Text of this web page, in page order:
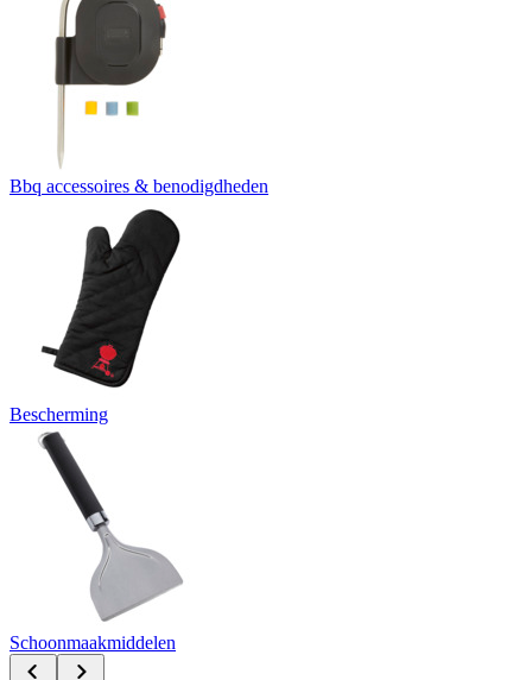
Bbq accessoires & benodigdheden
Bescherming
Schoonmaakmiddelen